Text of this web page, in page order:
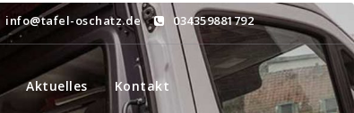
info@tafel-oschatz.de 034359881792
Aktuelles Kontakt